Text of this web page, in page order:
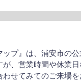
ップ』は、浦安市の
が、営業時間や休業
せてみてのご来場を